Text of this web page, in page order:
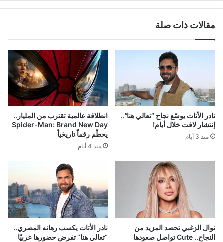
مقالات ذات صلة
نادر الأتات يوسّع نجاح “تعالي هنا”..
إنتشار لافت خلال أيام!
منذ 3 أيام
انطلاقة عالمية تقترب من المليار..
Spider-Man: Brand New Day
يحطّم رقماً تاريخياً
منذ 4 أيام
نوال الزغبي تحصد المزيد من
النجاح.. Cute تواصل صعودها
نادر الأتات يكسب رهانه المصري..
“تعالي هنا” تفرض حضورها عربيًا